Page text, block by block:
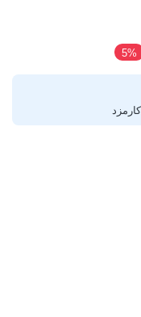
‎5%